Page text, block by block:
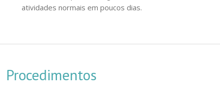
atividades normais em poucos dias.
Procedimentos